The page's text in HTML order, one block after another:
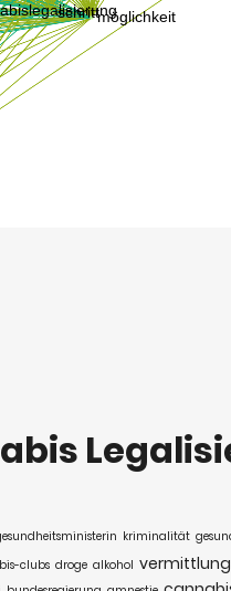
kriminalität
clubs droge alkohol